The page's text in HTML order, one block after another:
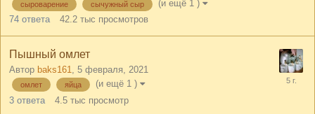
сыроварение сычужный сыр
(и ещё 1 )
74 ответа 42.2 тыс просмотров
Пышный омлет
Автор baks161, 5 февраля, 2021
омлет яйца
(и ещё 1 )
3 ответа 4.5 тыс просмотр